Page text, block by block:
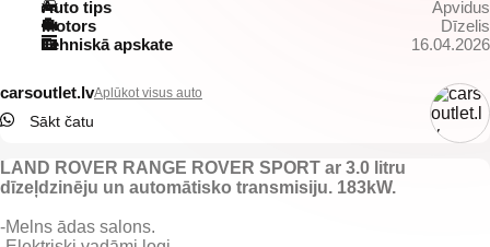
Auto tips
Apvidus
Motors
Dīzelis
Tehniskā apskate
16.04.2026
carsoutlet.lvAplūkot visus auto
Sākt čatu
LAND ROVER RANGE ROVER SPORT ar 3.0 litru
dīzeļdzinēju un automātisko transmisiju. 183kW.
-Melns ādas salons.